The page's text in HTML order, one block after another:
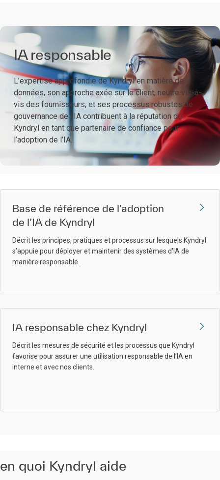
IA responsable
L’expertise approfondie de Kyndryl en matière de
données, son approche axée sur le client, neutre vis-à-
vis des fournisseurs, et ses processus robustes de
gouvernance de l’IA contribuent à la réputation de
Kyndryl en tant que partenaire de confiance pour
l’adoption de l’IA.
Base de référence de l’adoption
de l’IA de Kyndryl
Décrit les principes, pratiques et processus sur lesquels Kyndryl
s’appuie pour déployer et maintenir des systèmes d'IA de
manière responsable.
IA responsable chez Kyndryl
Décrit les mesures de sécurité et les processus que Kyndryl
favorise pour assurer une utilisation responsable de l’IA en
interne et avec nos clients.
en quoi Kyndryl aide